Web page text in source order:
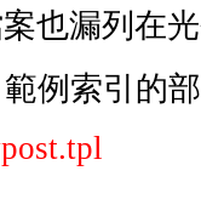
也漏列在
例索引的